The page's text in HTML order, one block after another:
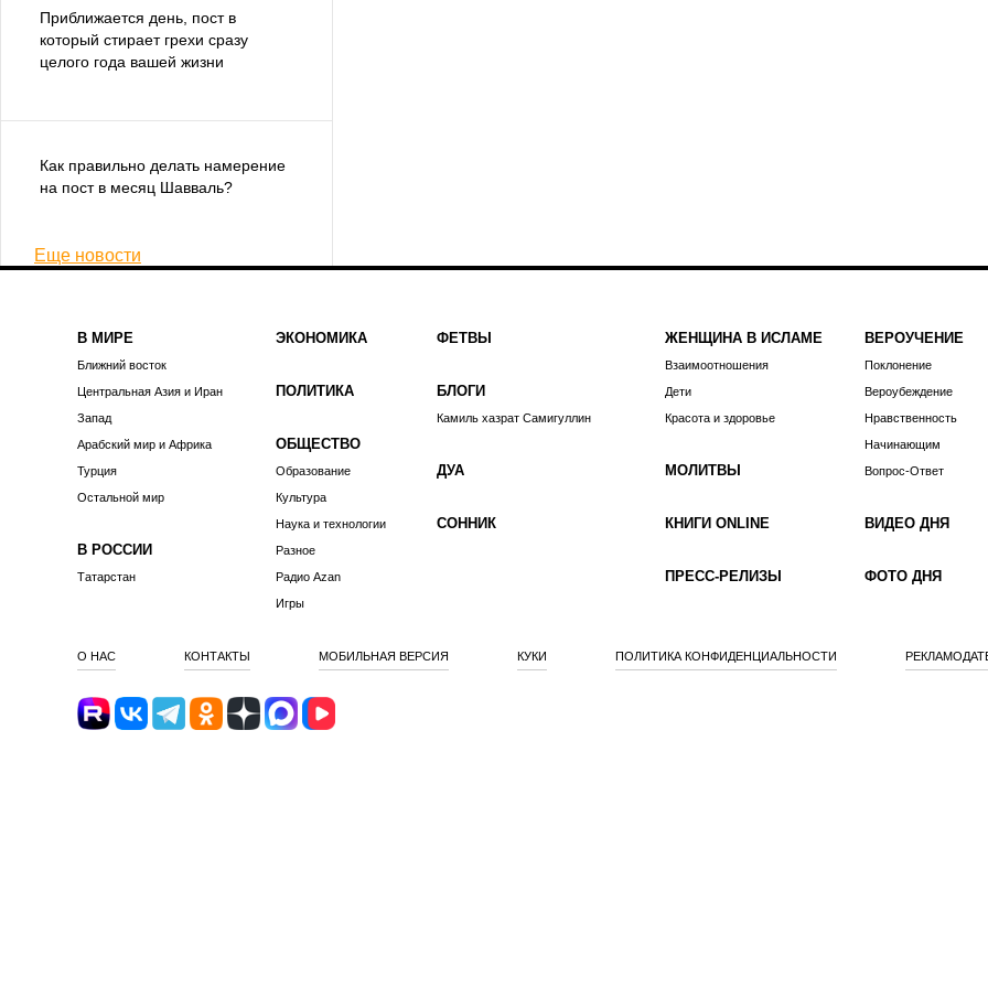
Приближается день, пост в
который стирает грехи сразу
целого года вашей жизни
Как правильно делать намерение
на пост в месяц Шавваль?
Еще новости
В МИРЕ
Ближний восток
Центральная Азия и Иран
Запад
Арабский мир и Африка
Турция
Остальной мир
В РОССИИ
Татарстан
ЭКОНОМИКА
ПОЛИТИКА
ОБЩЕСТВО
Образование
Культура
Наука и технологии
Разное
Радио Azan
Игры
ФЕТВЫ
БЛОГИ
Камиль хазрат Самигуллин
ДУА
СОННИК
ЖЕНЩИНА В ИСЛАМЕ
Взаимоотношения
Дети
Красота и здоровье
МОЛИТВЫ
КНИГИ ONLINE
ПРЕСС-РЕЛИЗЫ
ВЕРОУЧЕНИЕ
Поклонение
Вероубеждение
Нравственность
Начинающим
Вопрос-Ответ
ВИДЕО ДНЯ
ФОТО ДНЯ
О НАС КОНТАКТЫ МОБИЛЬНАЯ ВЕРСИЯ КУКИ ПОЛИТИКА КОНФИДЕНЦИАЛЬНОСТИ